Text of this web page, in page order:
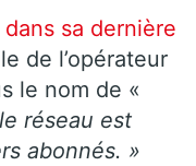
dans sa dernière
de l’opérateur
le nom de «
réseau est
abonnés. »